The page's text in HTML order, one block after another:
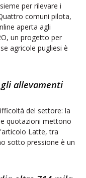
del settore: la
quotazioni mettono
Latte, tra
sotto pressione è un
vegetali, razze
regionale L'articolo
mila euro per
Terra e Vita.
fabbisogno